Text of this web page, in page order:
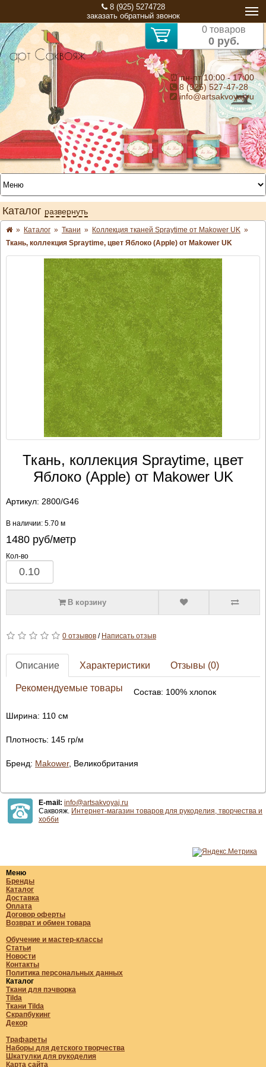
8 (925) 5274728
заказать обратный звонок
0 товаров
0 руб.
⏰ пн-пт 10:00 - 17:00
8 (925) 527-47-28
info@artsakvoyaj.ru
Каталог развернуть
» Каталог » Ткани » Коллекция тканей Spraytime от Makower UK »
Ткань, коллекция Spraytime, цвет Яблоко (Apple) от Makower UK
Ткань, коллекция Spraytime, цвет
Яблоко (Apple) от Makower UK
Артикул: 2800/G46
В наличии: 5.70 м
1480руб/метр
Кол-во
В корзину
0 отзывов/ Написать отзыв
Описание Характеристики Отзывы (0)
Рекомендуемые товары Состав: 100% хлопок
Ширина: 110 см
Плотность: 145 гр/м
Бренд: Makower, Великобритания
E-mail: info@artsakvoyaj.ru
Саквояж. Интернет-магазин товаров для рукоделия, творчества и
хобби
Меню
Бренды
Каталог
Доставка
Оплата
Договор оферты
Возврат и обмен товара
Обучение и мастер-классы
Статьи
Новости
Контакты
Политика персональных данных
Каталог
Ткани для пэчворка
Tilda
Ткани Tilda
Скрапбукинг
Декор
Трафареты
Наборы для детского творчества
Шкатулки для рукоделия
Карта сайта